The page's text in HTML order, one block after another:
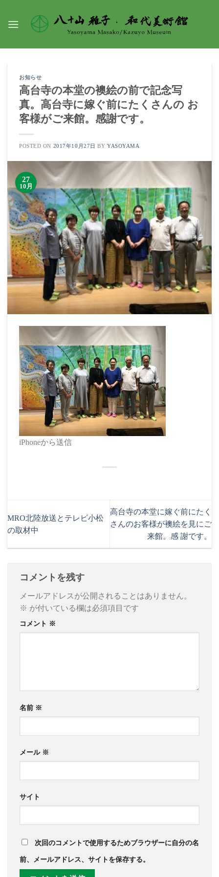
content
お知らせ
高台寺の本堂の襖絵の前で記念写
真。高台寺に嫁ぐ前にたくさんの お
客様がご来館。感謝です。
POSTED ON 2017年10月27日 BYYASOYAMA
27
10月
iPhoneから送信
MRO北陸放送とテレビ小松
の取材中
高台寺の本堂に嫁ぐ前にたく
さんのお客様が襖絵を見にご
来館。感 謝です。
コメントを残す
メールアドレスが公開されることはありません。
※ が付いている欄は必須項目です
コメント ※
名前 ※
メール ※
サイト
次回のコメントで使用するためブラウザーに自分の名
前、メールアドレス、サイトを保存する。